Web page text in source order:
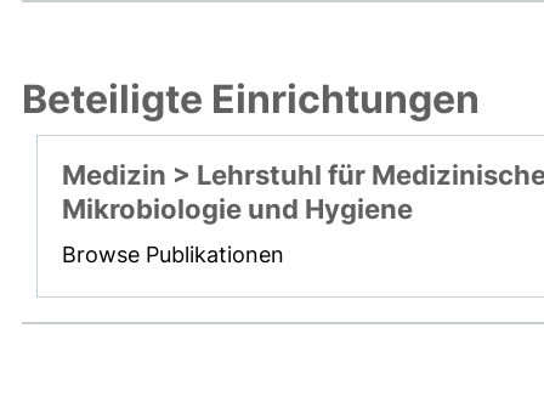
Beteiligte Einrichtungen
Medizin > Lehrstuhl für
Mikrobiologie und Hygiene
Browse Publikationen